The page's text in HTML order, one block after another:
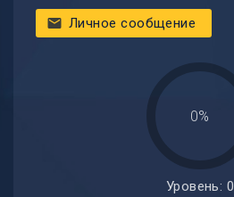
mail Личное сообщение
0%
Уровень: 0